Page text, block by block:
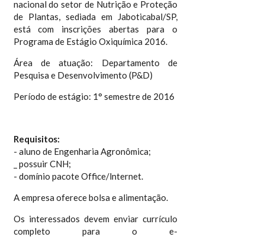
nacional do setor de Nutrição e Proteção
de Plantas, sediada em Jaboticabal/SP,
está com inscrições abertas para o
Programa de Estágio Oxiquímica 2016.
Área de atuação: Departamento de
Pesquisa e Desenvolvimento (P&D)
Período de estágio: 1° semestre de 2016
Requisitos:
- aluno de Engenharia Agronômica;
_ possuir CNH;
- domínio pacote Office/lnternet.
A empresa oferece bolsa e alimentação.
Os interessados devem enviar currículo
completo para o e-